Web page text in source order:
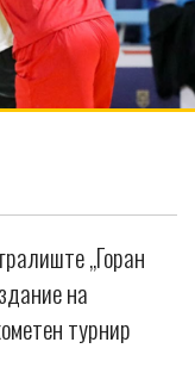
„Горан
на
турнир